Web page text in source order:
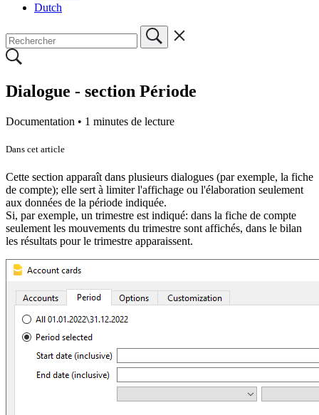
Dutch
Dialogue - section Période
Documentation • 1 minutes de lecture
Dans cet article
Cette section apparaît dans plusieurs dialogues (par exemple, la fiche
de compte); elle sert à limiter l'affichage ou l'élaboration seulement
aux données de la période indiquée.
Si, par exemple, un trimestre est indiqué: dans la fiche de compte
seulement les mouvements du trimestre sont affichés, dans le bilan
les résultats pour le trimestre apparaissent.